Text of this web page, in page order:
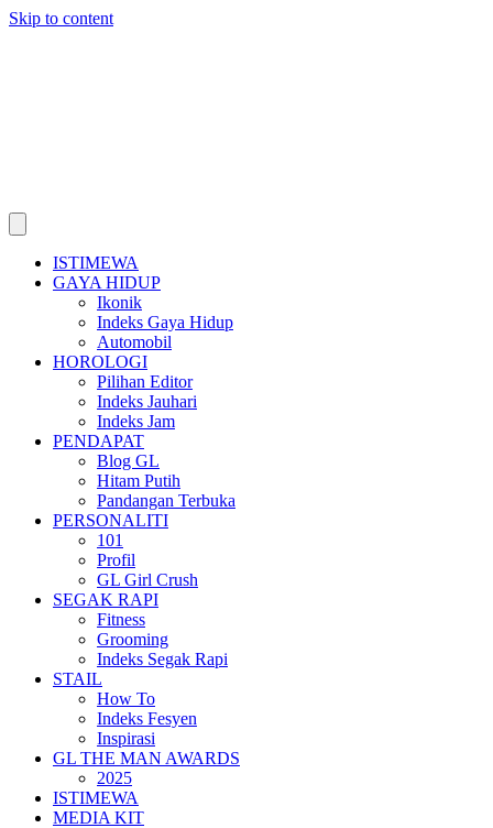
Skip to content
ISTIMEWA
GAYA HIDUP
Ikonik
Indeks Gaya Hidup
Automobil
HOROLOGI
Pilihan Editor
Indeks Jauhari
Indeks Jam
PENDAPAT
Blog GL
Hitam Putih
Pandangan Terbuka
PERSONALITI
101
Profil
GL Girl Crush
SEGAK RAPI
Fitness
Grooming
Indeks Segak Rapi
STAIL
How To
Indeks Fesyen
Inspirasi
GL THE MAN AWARDS
2025
ISTIMEWA
MEDIA KIT